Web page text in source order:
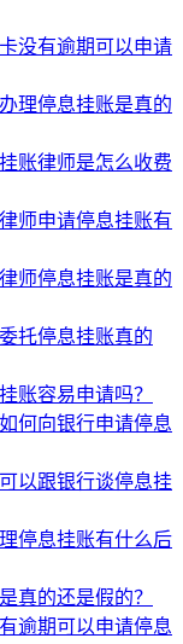
没有逾期可以申请
理停息挂账是真的
账律师是怎么收费
师申请停息挂账有
师停息挂账是真的
托停息挂账真的
账容易申请吗？
何向银行申请停息
以跟银行谈停息挂
停息挂账有什么后
真的还是假的？
逾期可以申请停息